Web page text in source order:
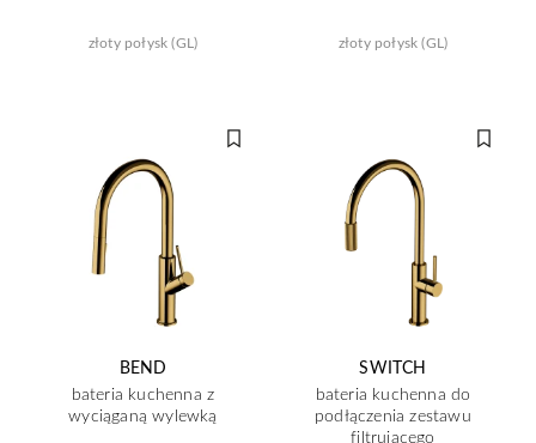
złoty połysk (GL) złoty połysk (GL)
BEND
bateria kuchenna z
wyciąganą wylewką
SWITCH
bateria kuchenna do
podłączenia zestawu
filtrującego